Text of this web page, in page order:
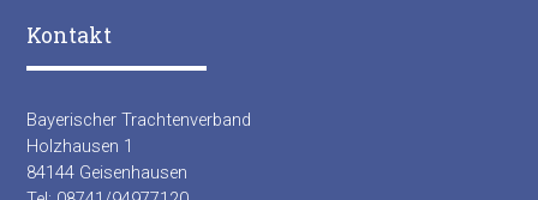
Kontakt
Bayerischer Trachtenverband
Holzhausen 1
84144 Geisenhausen